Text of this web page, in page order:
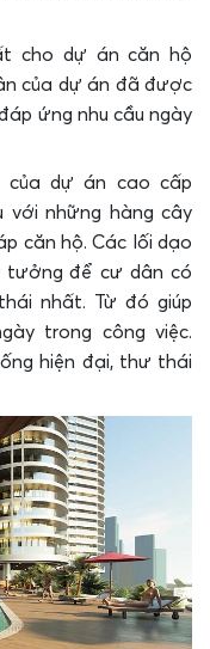
cho dự án căn hộ
của dự án đã được
ứng nhu cầu ngày
của dự án cao cấp
với những hàng cây
căn hộ. Các lối dạo
tưởng để cư dân có
nhất. Từ đó giúp
trong công việc.
hiện đại, thư thái